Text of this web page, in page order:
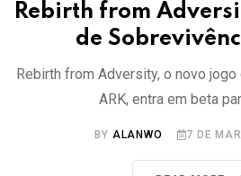
Rebirth from
de
Rebirth from Adversity, o novo
ARK, entra em beta
BY ALANWO 7 DE